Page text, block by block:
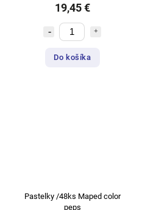
19,45 €
Do košíka
Pastelky /48ks Maped color
peps